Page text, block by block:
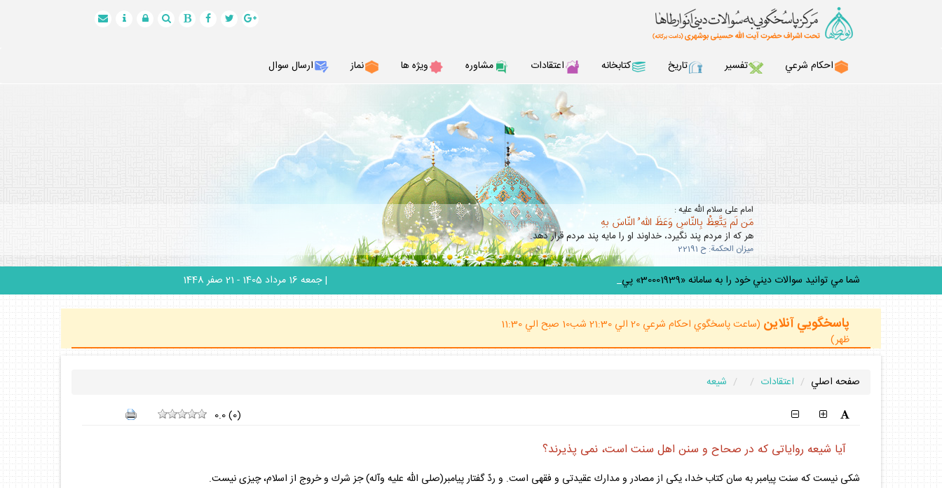
احكام شرعي تفسير تاريخ كتابخانه اعتقادات مشاوره ويژه ها نماز ارسال سوال
امام على سلام الله عليه :
مَن لَم يَتَّعِظْ بِالنّاسِ وَعَظَ اللّه ُ النّاسَ بهِ
هر كه از مردم پند نگيرد، خداوند او را مايه پند مردم قرار دهد.
ميزان الحكمة: ح 22191
شما مي توانيد سوالات ديني خود را به سامانه «30001939» پيامك كني | جمعه 16 مرداد 1405 - 21 صفر 1448
پاسخگويي آنلاين
(ساعت پاسخگوي احكام شرعي 20 الي 21:30 شب10 صبح الي 11:30
ظهر)
صفحه اصلي اعتقادات
شيعه
0.0(0)
آيا شيعه رواياتى كه در صحاح و سنن اهل سنت است، نمى پذيرند؟
شكى نيست كه سنت پيامبر به سان كتاب خدا، يكى از مصادر و مدارك عقيدتى و فقهى است. و ردّ گفتار پيامبر(صلى الله عليه وآله) جز شرك و خروج از اسلام، چيزى نيست.